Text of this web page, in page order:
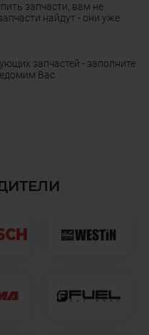
запчасти, вам не
найдут - они уже
запчастей - заполните
Вас